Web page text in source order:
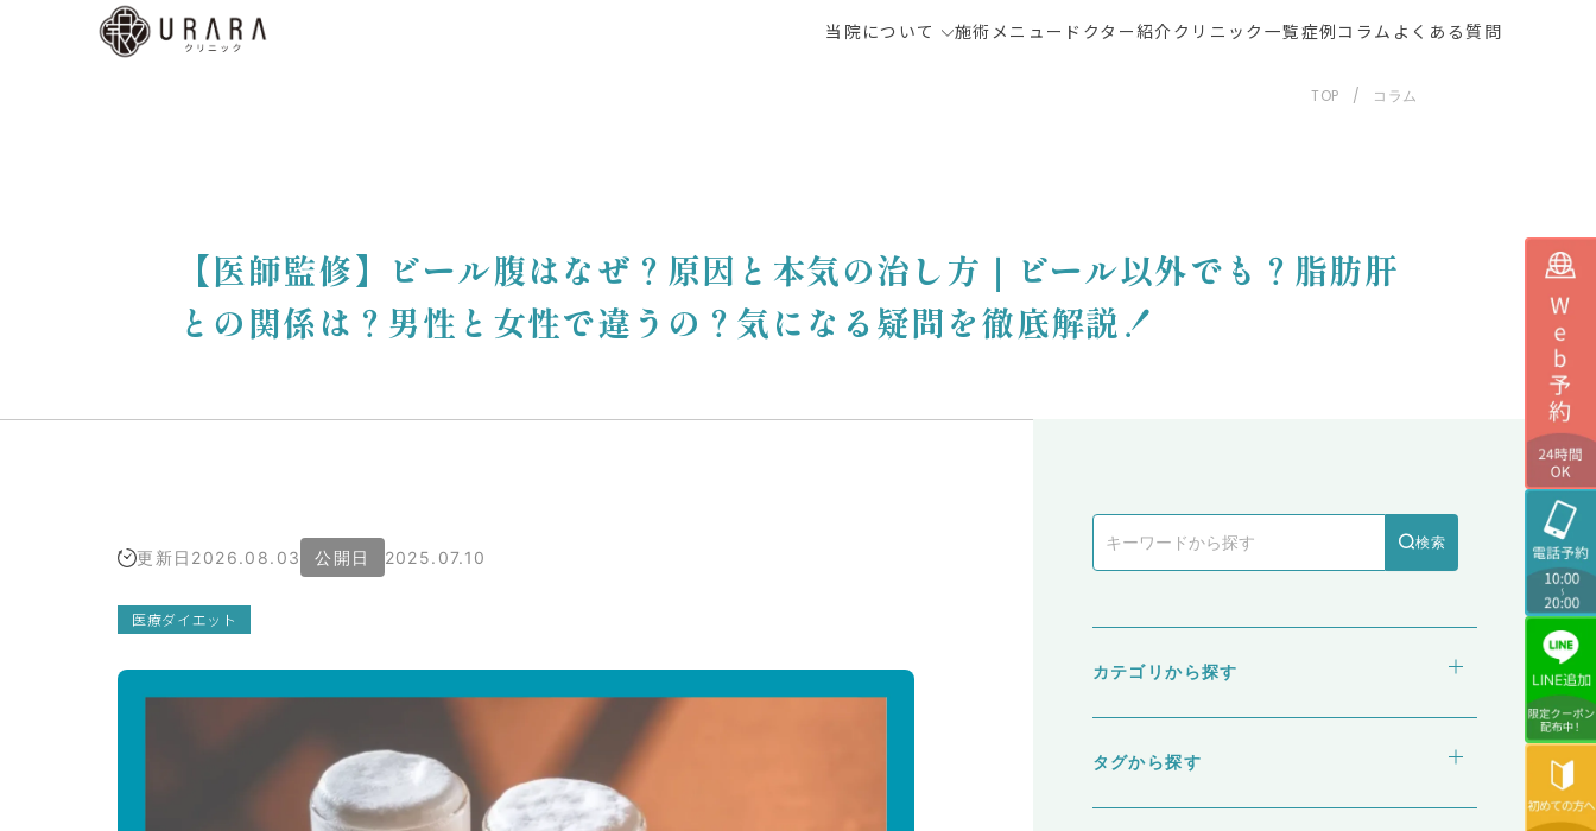
当院について 施術メニュー ドクター紹介クリニック一覧症例 コラム よくある質問
TOP コラム
【医師監修】ビール腹はなぜ？原因と本気の治し方｜ビール以外でも？脂肪肝
との関係は？男性と女性で違うの？気になる疑問を徹底解説！
検索
カテゴリから探す
医療ダイエット
食とダイエット
タグから探す
更新日 2026.08.03 公開日 2025.07.10
医療ダイエット